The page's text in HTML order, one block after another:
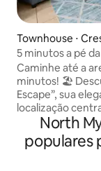
Townhouse ⋅
h
5 minutos a pé
e pátio privativo
Caminhe até a
minutos! 🏖️
Escape”, sua
localização
Myrtle Beach.
Landing,
perfeito entre
fácil acesso aos
North
populares